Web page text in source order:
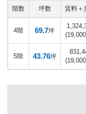
階数 坪数 賃料＋
4階 69.7坪
5階 43.76坪